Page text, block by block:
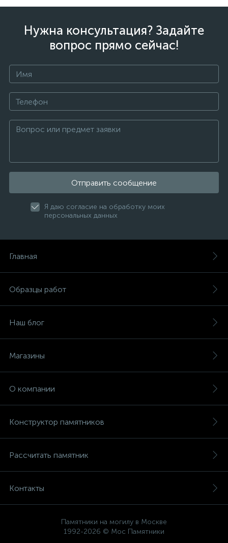
Нужна консультация? Задайте
вопрос прямо сейчас!
Отправить сообщение
Я даю согласие на обработку моих
персональных данных
Главная
Образцы работ
Наш блог
Магазины
О компании
Конструктор памятников
Рассчитать памятник
Контакты
Памятники на могилу в Москве
1992-2026 © Мос Памятники